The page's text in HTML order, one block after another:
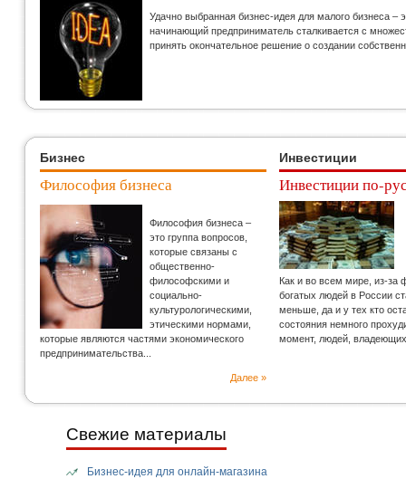
Удачно выбранная бизнес-идея для малого бизнеса
начинающий предприниматель сталкивается с
принять окончательное решение о создании
Бизнес
Философия бизнеса
Философия бизнеса –
это группа вопросов,
которые связаны с
общественно-
философскими и
социально-
культурологическими,
этическими нормами,
которые являются частями экономического
предпринимательства...
Далее »
Инвестиции
Инвестиции по-
Как и во всем мире, из-за
богатых людей в России
меньше, да и у тех кто
состояния немного
момент, людей, владеющих
Свежие материалы
Бизнес-идея для онлайн-магазина